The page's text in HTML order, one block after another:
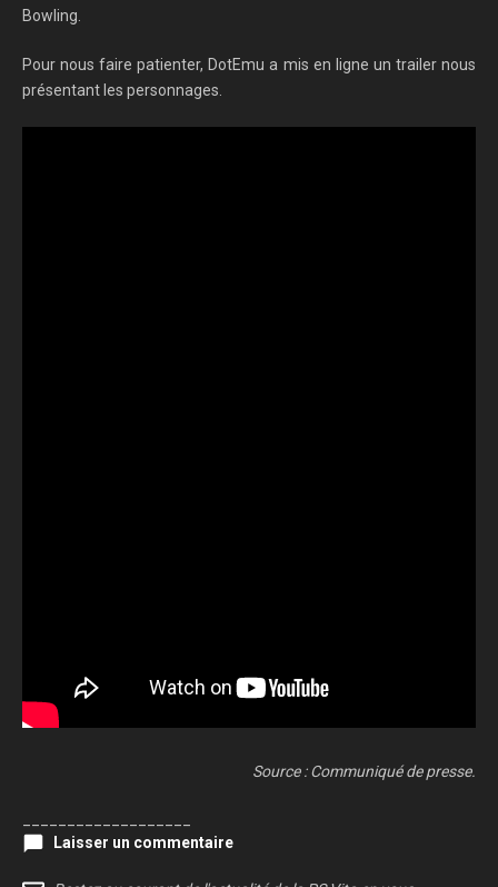
Bowling.
Pour nous faire patienter, DotEmu a mis en ligne un trailer nous
présentant les personnages.
Source : Communiqué de presse.
Laisser un commentaire